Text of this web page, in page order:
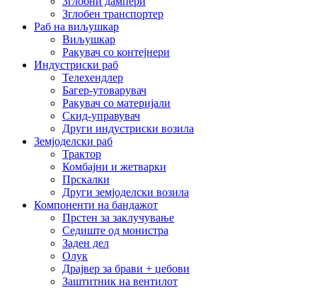
Зглобен транспортер
Раб на виљушкар
Виљушкар
Ракувач со контејнери
Индустриски раб
Телехендлер
Багер-утоварувач
Ракувач со материјали
Скид-управувач
Други индустриски возила
Земјоделски раб
Трактор
Комбајни и жетварки
Прскалки
Други земјоделски возила
Компоненти на бандажот
Прстен за заклучување
Седиште од монистра
Заден дел
Олук
Драјвер за брави + џебови
Заштитник на вентилот